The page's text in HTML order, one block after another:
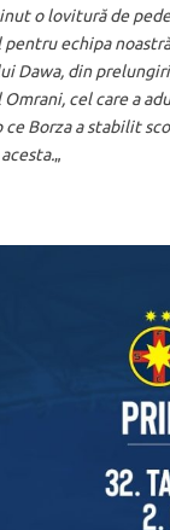
o lovitură de
echipa
Dawa, din
cel care a
Borza a stabilit
„